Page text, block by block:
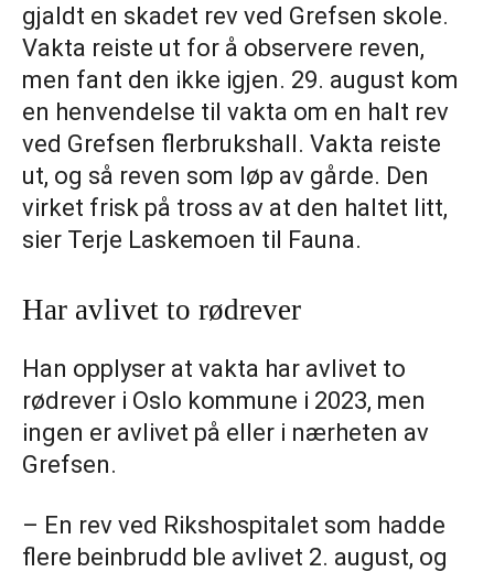
gjaldt en skadet rev ved Grefsen skole.
Vakta reiste ut for å observere reven,
men fant den ikke igjen. 29. august kom
en henvendelse til vakta om en halt rev
ved Grefsen flerbrukshall. Vakta reiste
ut, og så reven som løp av gårde. Den
virket frisk på tross av at den haltet litt,
sier Terje Laskemoen til Fauna.
Har avlivet to rødrever
Han opplyser at vakta har avlivet to
rødrever i Oslo kommune i 2023, men
ingen er avlivet på eller i nærheten av
Grefsen.
– En rev ved Rikshospitalet som hadde
flere beinbrudd ble avlivet 2. august, og